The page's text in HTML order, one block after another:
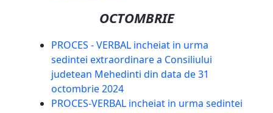
OCTOMBRIE
PROCES - VERBAL incheiat in urma
sedintei extraordinare a Consiliului
judetean Mehedinti din data de 31
octombrie 2024
PROCES-VERBAL incheiat in urma sedintei